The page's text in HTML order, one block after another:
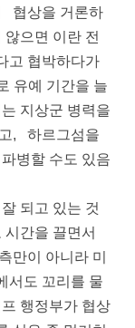
협상을 거론하
으면 이란 전
고 협박하다가
유예 기간을 늘
지상군 병력을
, 하르그섬을
병할 수도 있음
되고 있는 것
간을 끌면서
만이 아니라 미
서도 꼬리를 물
행정부가 협상